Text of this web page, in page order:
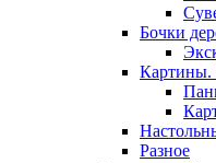
Бочки
Картины.
Разное